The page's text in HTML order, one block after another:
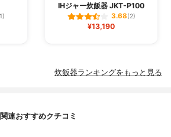
IHジャー炊飯器 JKT-P100
3.68(2)
¥13,190
炊飯器ランキングをもっと見る
関連おすすめクチコミ